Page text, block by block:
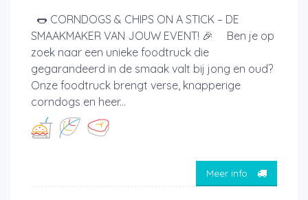
🌭 CORNDOGS & CHIPS ON A STICK – DE
SMAAKMAKER VAN JOUW EVENT! 🎉 Ben je op
zoek naar een unieke foodtruck die
gegarandeerd in de smaak valt bij jong en oud?
Onze foodtruck brengt verse, knapperige
corndogs en heer...
Meer info